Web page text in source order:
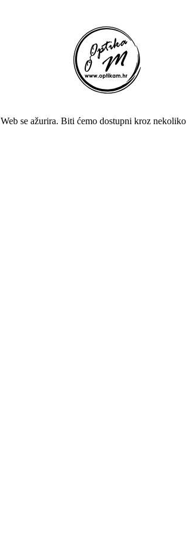
Web se ažurira. Biti ćemo dostupni kroz